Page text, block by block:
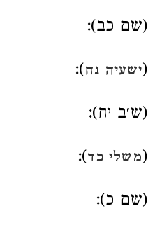
(שם כב):
(ישעיה נח):
(ש׳ב יח):
(משלי כד):
(שם כ):